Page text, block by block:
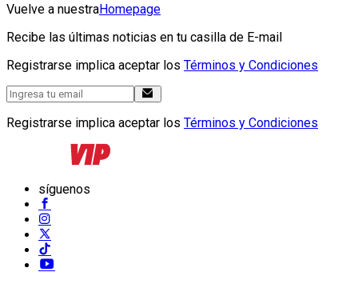
Vuelve a nuestraHomepage
Recibe las últimas noticias en tu casilla de E-mail
Registrarse implica aceptar los Términos y Condiciones
Registrarse implica aceptar los Términos y Condiciones
síguenos